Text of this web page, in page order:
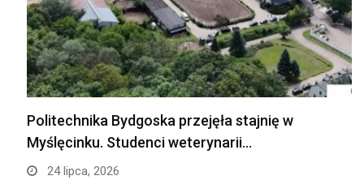
Politechnika Bydgoska przejęła stajnię w
Myślęcinku. Studenci weterynarii…
24 lipca, 2026